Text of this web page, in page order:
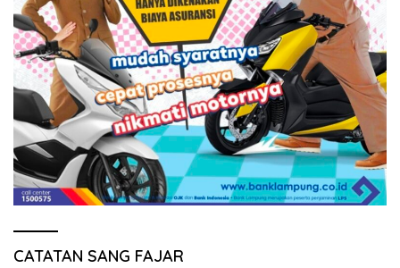
CATATAN SANG FAJAR